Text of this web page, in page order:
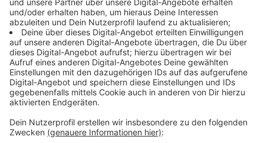
geprüft, erklärte sie auf RBRS-Anfrage. Da sie dort
aber keine Unfallage sehe und der Umbau der
Bornheimer Straße bald anstehe, werde man die
Vorschläge nicht umsetzen. Nach dem Umbau werde
die Bornheimer Straße stadtauswärts zur
Einbahnstraße, dann gebe es dort eh keine
Rechtsabbieger mehr.MF